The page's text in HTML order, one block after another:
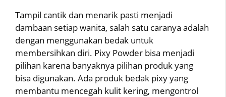
Tampil cantik dan menarik pasti menjadi
dambaan setiap wanita, salah satu caranya adalah
dengan menggunakan bedak untuk
membersihkan diri. Pixy Powder bisa menjadi
pilihan karena banyaknya pilihan produk yang
bisa digunakan. Ada produk bedak pixy yang
membantu mencegah kulit kering, mengontrol